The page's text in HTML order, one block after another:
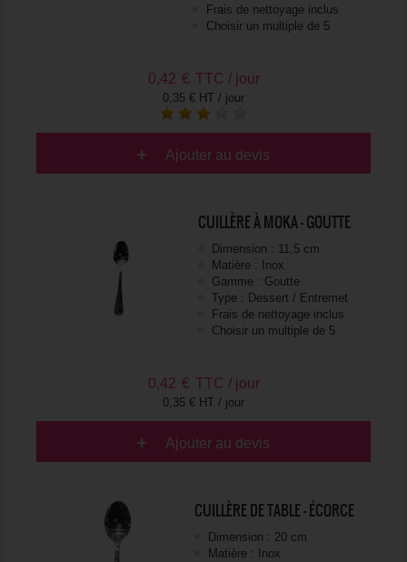
Frais de nettoyage inclus
Choisir un multiple de 5
0,42 € TTC / jour
0,35 € HT / jour
Ajouter au devis
CUILLÈRE À MOKA - GOUTTE
Dimension : 11,5 cm
Matière : Inox
Gamme : Goutte
Type : Dessert / Entremet
Frais de nettoyage inclus
Choisir un multiple de 5
0,42 € TTC / jour
0,35 € HT / jour
Ajouter au devis
CUILLÈRE DE TABLE - ÉCORCE
Dimension : 20 cm
Matière : Inox